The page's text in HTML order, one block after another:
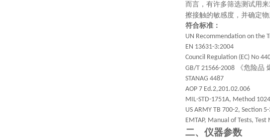
而言，有许多筛选测试用
擦接触的敏感度，并确定
符合标准：
UN Recommendation on the
EN 13631-3:2004
Council Regulation (EC) No
GB/T 21566-2008 《危险品
STANAG 4487
AOP 7 Ed.2,201.02.006
MIL-STD-1751A, Method 1024
US ARMY TB 700-2, Section
EMTAP, Manual of Tests, Test
二、 仪器参数